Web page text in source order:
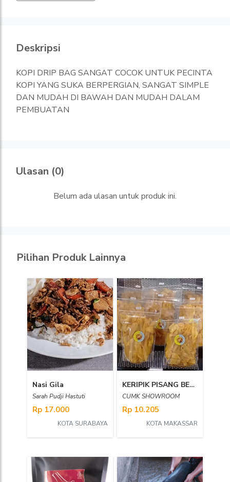
Deskripsi
KOPI DRIP BAG SANGAT COCOK UNTUK PECINTA
KOPI YANG SUKA BERPERGIAN, SANGAT SIMPLE
DAN MUDAH DI BAWAH DAN MUDAH DALAM
PEMBUATAN
Ulasan (0)
Belum ada ulasan untuk produk ini.
Pilihan Produk Lainnya
Nasi Gila
Sarah Pudji Hastuti
Rp 17.000
KOTA SURABAYA
KERIPIK PISANG BENEDIKTA MALUN
CUMK SHOWROOM
Rp 10.205
KOTA MAKASSAR